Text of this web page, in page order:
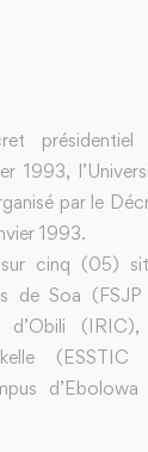
présidentiel
1993,
par le
1993.
cinq (05)
de Soa (FSJP
d’Obili
(ESSTIC
d’Ebolowa